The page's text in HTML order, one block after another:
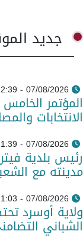
جديد
07/08/2026 - 12:39
المؤتمر
الانتخابات
07/08/2026 - 11:39
رئيس بلدية
مدينته مع
07/08/2026 - 11:03
ولاية أوسرد
الشباني